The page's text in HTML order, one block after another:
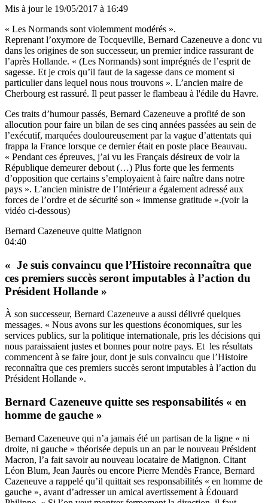
Mis à jour le 19/05/2017 à 16:49
« Les Normands sont violemment modérés ».
Reprenant l’oxymore de Tocqueville, Bernard Cazeneuve a donc vu
dans les origines de son successeur, un premier indice rassurant de
l’après Hollande. « (Les Normands) sont imprégnés de l’esprit de
sagesse. Et je crois qu’il faut de la sagesse dans ce moment si
particulier dans lequel nous nous trouvons ». L’ancien maire de
Cherbourg est rassuré. Il peut passer le flambeau à l'édile du Havre.
Ces traits d’humour passés, Bernard Cazeneuve a profité de son
allocution pour faire un bilan de ses cinq années passées au sein de
l’exécutif, marquées douloureusement par la vague d’attentats qui
frappa la France lorsque ce dernier était en poste place Beauvau.
« Pendant ces épreuves, j’ai vu les Français désireux de voir la
République demeurer debout (…) Plus forte que les ferments
d’opposition que certains s’employaient à faire naître dans notre
pays ». L’ancien ministre de l’Intérieur a également adressé aux
forces de l’ordre et de sécurité son « immense gratitude ».(voir la
vidéo ci-dessous)
Bernard Cazeneuve quitte Matignon
04:40
« Je suis convaincu que l’Histoire reconnaîtra que
ces premiers succès seront imputables à l’action du
Président Hollande »
À son successeur, Bernard Cazeneuve a aussi délivré quelques
messages. « Nous avons sur les questions économiques, sur les
services publics, sur la politique internationale, pris les décisions qui
nous paraissaient justes et bonnes pour notre pays. Et les résultats
commencent à se faire jour, dont je suis convaincu que l’Histoire
reconnaîtra que ces premiers succès seront imputables à l’action du
Président Hollande ».
Bernard Cazeneuve quitte ses responsabilités « en
homme de gauche »
Bernard Cazeneuve qui n’a jamais été un partisan de la ligne « ni
droite, ni gauche » théorisée depuis un an par le nouveau Président
Macron, l’a fait savoir au nouveau locataire de Matignon. Citant
Léon Blum, Jean Jaurès ou encore Pierre Mendès France, Bernard
Cazeneuve a rappelé qu’il quittait ses responsabilités « en homme de
gauche », avant d’adresser un amical avertissement à Édouard